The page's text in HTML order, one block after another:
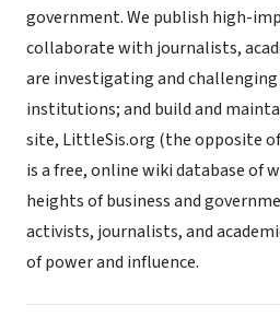
government. We publish high-
collaborate with journalists,
are investigating and
institutions; and build and
site, LittleSis.org (the opposite
is a free, online wiki database of
heights of business and
activists, journalists, and
of power and influence.